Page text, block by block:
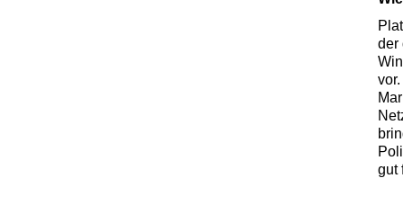
der
gut